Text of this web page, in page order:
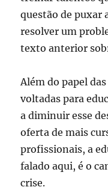
questão de puxar
resolver um
texto anterior
Além do papel
voltadas para
a diminuir esse
oferta de mais
profissionais, a
falado aqui, é o
crise.